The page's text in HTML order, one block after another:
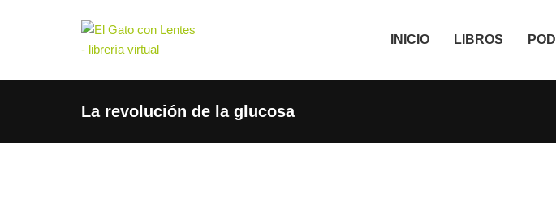
INICIO LIBROS
La revolución de la glucosa